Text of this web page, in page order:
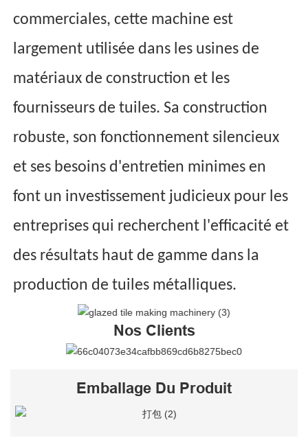
commerciales, cette machine est
largement utilisée dans les usines de
matériaux de construction et les
fournisseurs de tuiles. Sa construction
robuste, son fonctionnement silencieux
et ses besoins d'entretien minimes en
font un investissement judicieux pour les
entreprises qui recherchent l'efficacité et
des résultats haut de gamme dans la
production de tuiles métalliques.
Nos Clients
Emballage Du Produit